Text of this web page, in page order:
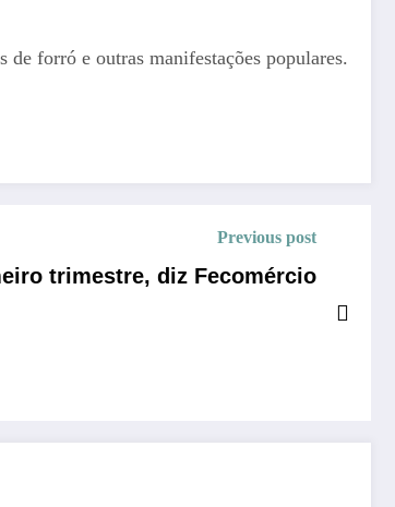
de forró e outras manifestações populares.
Previous post
trimestre, diz Fecomércio